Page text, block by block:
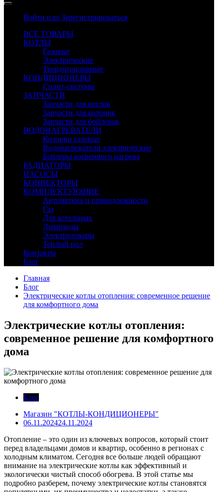
Войти или Зарегистрироваться
ВСЕ ТОВАРЫ
КОТЛЫ
Газовые
Электрические
Твердотопливные
КОНДИЦИОНЕРЫ
Сплит-системы
ЗАПЧАСТИ
Запчасти для котлов
Запчасти для колонок
Запчасти для бойлеров
ВОДОНАГРЕВАТЕЛИ
Колонки газовые
Водонагреватели электрические
Бойлеры косвенного нагрева
РАДИАТОРЫ
НАСОСЫ
КОНВЕКТОРЫ
КОМПЛЕКТУЮЩИЕ
Автоматика и принадлежности
Газ
Для котельных
Дымоходы
Электротовары
Теплый пол
Контакты
Блог
Главная
Блог
Электрические котлы отопления: современное решение
для комфортного дома
Электрические котлы отопления:
современное решение для комфортного
дома
Блог
Магазин "КОТЛЫ-КОНДИЦИОНЕРЫ"
06.11.202424.11.2024
Отопление – это один из ключевых вопросов, который стоит
перед владельцами домов и квартир, особенно в регионах с
холодным климатом. Сегодня все больше людей обращают
внимание на электрические котлы как эффективный и
экологически чистый способ обогрева. В этой статье мы
подробно разберем, почему электрические котлы становятся